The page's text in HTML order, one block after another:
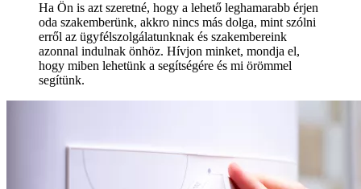
Ha Ön is azt szeretné, hogy a lehető leghamarabb érjen
oda szakemberünk, akkro nincs más dolga, mint szólni
erről az ügyfélszolgálatunknak és szakembereink
azonnal indulnak önhöz. Hívjon minket, mondja el,
hogy miben lehetünk a segítségére és mi örömmel
segítünk.